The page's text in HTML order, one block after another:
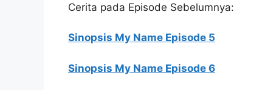
Cerita pada Episode Sebelumnya:
Sinopsis My Name Episode 5
Sinopsis My Name Episode 6